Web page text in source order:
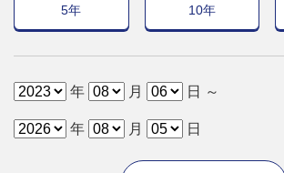
5年 10年
年 月 日 ～
年 月 日